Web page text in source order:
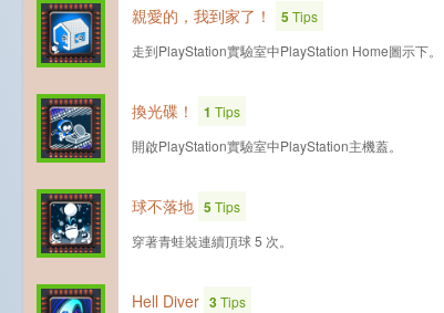
親愛的，我到家了！ 5Tips
走到PlayStation實驗室中PlayStation Home圖示下。
換光碟！ 1 Tips
開啟PlayStation實驗室中PlayStation主機蓋。
球不落地 5Tips
穿著青蛙裝連續頂球 5 次。
Hell Diver 3Tips